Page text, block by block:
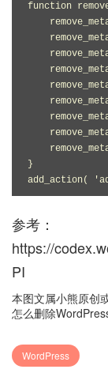
function
}
add_action(
参考：
https://
PI
本图文属小熊原创
怎么删除
WordPress